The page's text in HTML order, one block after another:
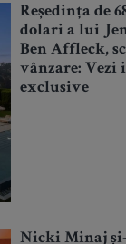
Reședința de
dolari a lui
Ben Affleck,
vânzare: Vezi
exclusive
Nicki Minaj